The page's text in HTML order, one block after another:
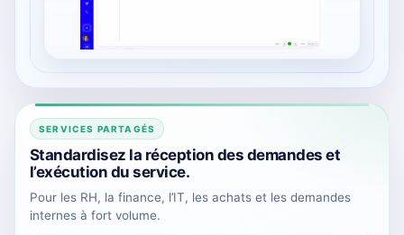
SERVICES PARTAGÉS
Standardisez la réception des demandes et
l’exécution du service.
Pour les RH, la finance, l’IT, les achats et les demandes
internes à fort volume.